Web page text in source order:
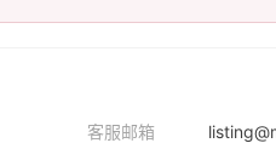
客服邮箱